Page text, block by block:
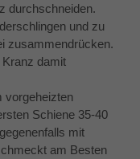
durchschneiden.
und zu
zusammendrücken.
damit
vorgeheizten
Schiene 35-40
mit
am Besten